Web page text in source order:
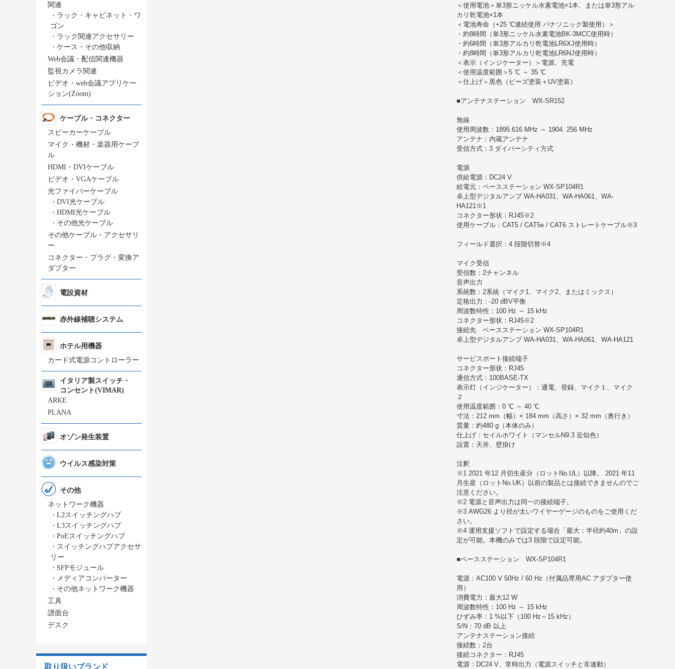
関連
・ ラック・キャビネット・ワ
ゴン
・ ラック関連アクセサリー
・ ケース・その他収納
Web会議・配信関連機器
監視カメラ関連
ビデオ・web会議アプリケー
ション(Zoom)
ケーブル・コネクター
スピーカーケーブル
マイク・機材・楽器用ケーブ
ル
HDMI・DVIケーブル
ビデオ・VGAケーブル
光ファイバーケーブル
・ DVI光ケーブル
・ HDMI光ケーブル
・ その他光ケーブル
その他ケーブル・アクセサリ
ー
コネクター・プラグ・変換ア
ダプター
電設資材
赤外線補聴システム
ホテル用機器
カード式電源コントローラー
イタリア製スイッチ・
コンセント(VIMAR)
ARKE
PLANA
オゾン発生装置
ウイルス感染対策
その他
ネットワーク機器
・ L2スイッチングハブ
・ L3スイッチングハブ
・ PoEスイッチングハブ
・ スイッチングハブアクセサ
リー
・ SFPモジュール
・ メディアコンバーター
・ その他ネットワーク機器
工具
譜面台
デスク
取り扱いブランド
＜使用電池＞単3形ニッケル水素電池×1本、または単3形アル
カリ乾電池×1本
＜電池寿命（+25 ℃連続使用 パナソニック製使用）＞
・約8時間（単3形ニッケル水素電池BK-3MCC使用時）
・約6時間（単3形アルカリ乾電池LR6XJ使用時）
・約8時間（単3形アルカリ乾電池LR6NJ使用時）
＜表示（インジケーター）＞電源、充電
＜使用温度範囲＞5 ℃ ～ 35 ℃
＜仕上げ＞黒色（ビーズ塗装＋UV塗装）
■アンテナステーション WX-SR152
無線
使用周波数：1895.616 MHz ～ 1904. 256 MHz
アンテナ：内蔵アンテナ
受信方式：3 ダイバーシティ方式
電源
供給電源：DC24 V
給電元：ベースステーション WX-SP104R1
卓上型デジタルアンプ WA-HA031、WA-HA061、WA-
HA121※1
コネクター形状：RJ45※2
使用ケーブル：CAT5 / CAT5e / CAT6 ストレートケーブル※3
フィールド選択：4 段階切替※4
マイク受信
受信数：2チャンネル
音声出力
系統数：2系統（マイク1、マイク2、またはミックス）
定格出力：-20 dBV平衡
周波数特性：100 Hz ～ 15 kHz
コネクター形状：RJ45※2
接続先 ベースステーション WX-SP104R1
卓上型デジタルアンプ WA-HA031、WA-HA061、WA-HA121
サービスポート接続端子
コネクター形状：RJ45
通信方式：100BASE-TX
表示灯（インジケーター）：通電、登録、マイク１、マイク
２
使用温度範囲：0 ℃ ～ 40 ℃
寸法：212 mm（幅）× 184 mm（高さ）× 32 mm（奥行き）
質量：約480 g（本体のみ）
仕上げ：セイルホワイト（マンセルN9.3 近似色）
設置：天井、壁掛け
注釈
※1 2021 年12 月切生産分（ロットNo.UL）以降。 2021 年11
月生産（ロットNo.UK）以前の製品とは接続できませんのでご
注意ください。
※2 電源と音声出力は同一の接続端子。
※3 AWG26 より径が太いワイヤーゲージのものをご使用くだ
さい。
※4 運用支援ソフトで設定する場合「最大：半径約40m」の設
定が可能。本機のみでは3 段階で設定可能。
■ベースステーション WX-SP104R1
電源：AC100 V 50Hz / 60 Hz（付属品専用AC アダプター使
用）
消費電力：最大12 W
周波数特性：100 Hz ～ 15 kHz
ひずみ率：1 %以下（100 Hz～15 kHz）
S/N：70 dB 以上
アンテナステーション接続
接続数：2台
接続コネクター：RJ45
電源：DC24 V、常時出力（電源スイッチと非連動）